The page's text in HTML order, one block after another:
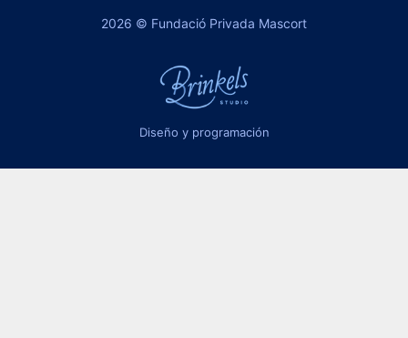
2026 © Fundació Privada Mascort
Diseño y programación